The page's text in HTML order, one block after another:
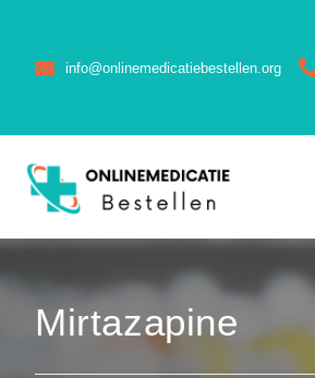
info@onlinemedicatiebestellen.org
Mirtazapine